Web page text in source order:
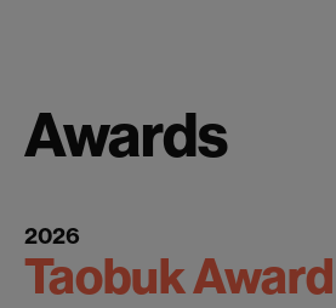
Awards
2026
Taobuk Award